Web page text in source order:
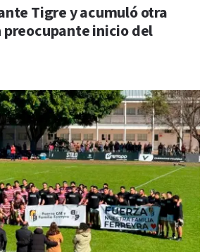
Tigre y acumuló otra
preocupante inicio del